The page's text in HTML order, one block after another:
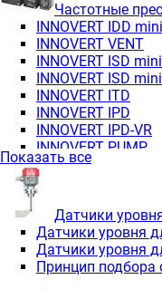
Частотные
INNOVERT IDD mini
INNOVERT VENT
INNOVERT ISD mini
INNOVERT ISD
INNOVERT ITD
INNOVERT IРD
INNOVERT IРD-VR
INNOVERT PUMP
Показать все
Датчики
Датчики уровня
Датчики уровня
Принцип подбора